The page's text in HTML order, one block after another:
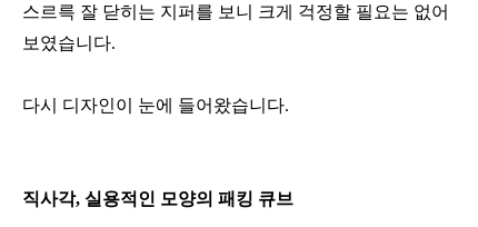
스르륵 잘 닫히는 지퍼를 보니 크게 걱정할 필요는 없어
보였습니다.
다시 디자인이 눈에 들어왔습니다.
직사각, 실용적인 모양의 패킹 큐브